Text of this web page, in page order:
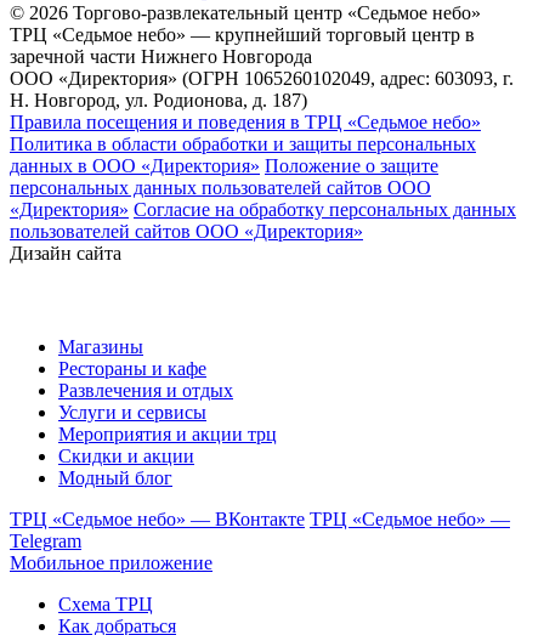
© 2026 Торгово-развлекательный центр «Седьмое небо»
ТРЦ «Седьмое небо» — крупнейший торговый центр в
заречной части Нижнего Новгорода
ООО «Директория» (ОГРН 1065260102049, адрес: 603093, г.
Н. Новгород, ул. Родионова, д. 187)
Правила посещения и поведения в ТРЦ «Седьмое небо»
Политика в области обработки и защиты персональных
данных в ООО «Директория» Положение о защите
персональных данных пользователей сайтов ООО
«Директория» Согласие на обработку персональных данных
пользователей сайтов ООО «Директория»
Дизайн сайта
Магазины
Рестораны и кафе
Развлечения и отдых
Услуги и сервисы
Мероприятия и акции трц
Скидки и акции
Модный блог
ТРЦ «Седьмое небо» — ВКонтакте ТРЦ «Седьмое небо» —
Telegram
Мобильное приложение
Схема ТРЦ
Как добраться